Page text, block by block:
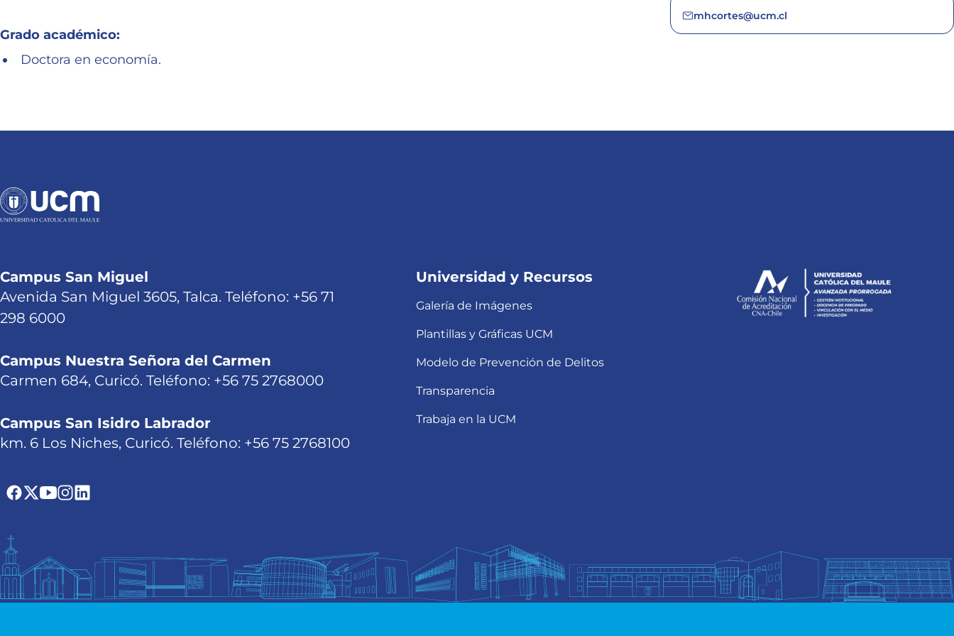
Grado académico:
Doctora en economía.
mhcortes@ucm.cl
Campus San Miguel
Avenida San Miguel 3605, Talca. Teléfono: +56 71
298 6000
Campus Nuestra Señora del Carmen
Carmen 684, Curicó. Teléfono: +56 75 2768000
Campus San Isidro Labrador
km. 6 Los Niches, Curicó. Teléfono: +56 75 2768100
Universidad y Recursos
Galería de Imágenes
Plantillas y Gráficas UCM
Modelo de Prevención de Delitos
Transparencia
Trabaja en la UCM